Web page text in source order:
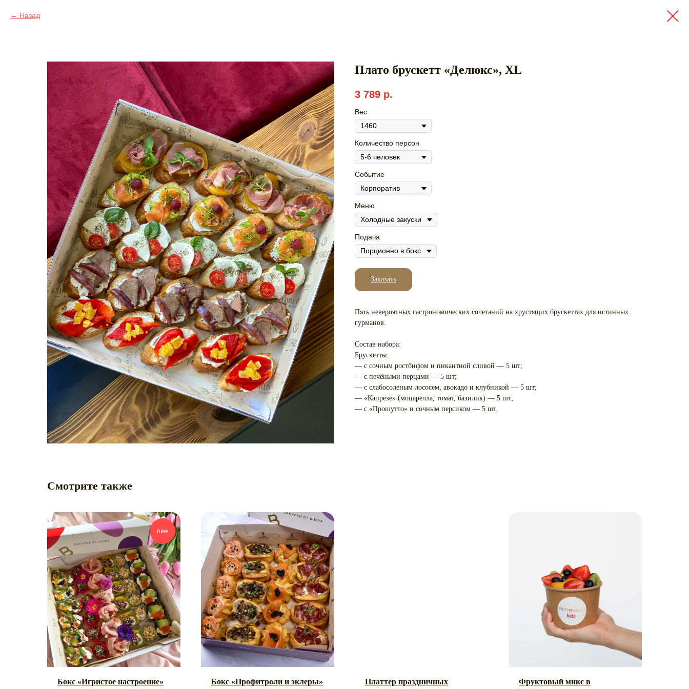
Назад
Плато брускетт «Делюкс», XL
3 789 р.
Вес
Количество персон
Событие
Меню
Подача
Заказать
Пять невероятных гастрономических сочетаний на хрустящих брускеттах для истинных
гурманов.
Состав набора:
Брускетты:
— с сочным ростбифом и пикантной сливой — 5 шт;
— с печёными перцами — 5 шт;
— с слабосоленым лососем, авокадо и клубникой — 5 шт;
— «Капрезе» (моцарелла, томат, базилик) — 5 шт;
— с «Прошутто» и сочным персиком — 5 шт.
Смотрите также
new
Бокс «Игристое настроение»
Бокс «Профитроли и эклеры»
Платтер праздничных
Фруктовый микс в